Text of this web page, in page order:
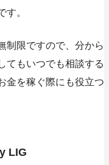
す。
制限ですので、分から
てもいつでも相談する
金を稼ぐ際にも役立つ
LIG